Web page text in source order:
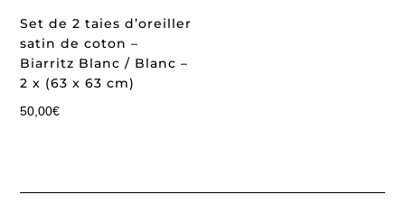
Set de 2 taies d’oreiller
satin de coton –
Biarritz Blanc / Blanc –
2 x (63 x 63 cm)
50,00€